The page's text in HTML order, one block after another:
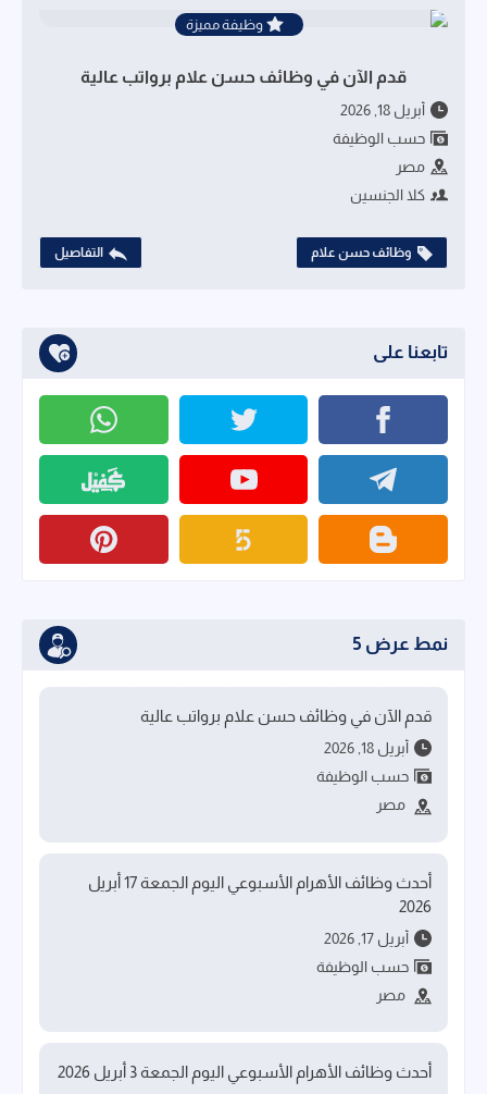
وظيفة مميزة
قدم الآن في وظائف حسن علام برواتب عالية
أبريل 18, 2026
حسب الوظيفة
مصر
كلا الجنسين
وظائف حسن علام التفاصيل
تابعنا على
نمط عرض 5
قدم الآن في وظائف حسن علام برواتب عالية
أبريل 18, 2026
حسب الوظيفة
مصر
أحدث وظائف الأهرام الأسبوعي اليوم الجمعة 17 أبريل
2026
أبريل 17, 2026
حسب الوظيفة
مصر
أحدث وظائف الأهرام الأسبوعي اليوم الجمعة 3 أبريل 2026